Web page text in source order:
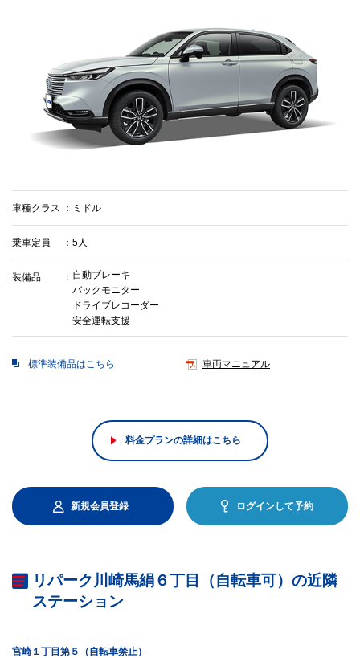
車種クラス ミドル
乗車定員 5人
装備品
自動ブレーキ
バックモニター
ドライブレコーダー
安全運転支援
標準装備品はこちら 車両マニュアル
料金プランの詳細はこちら
新規会員登録 ログインして予約
リパーク川崎馬絹６丁目（自転車可）の近隣
ステーション
宮崎１丁目第５（自転車禁止）